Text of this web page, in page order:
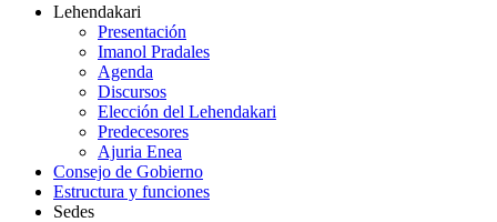
Lehendakari
Presentación
Imanol Pradales
Agenda
Discursos
Elección del Lehendakari
Predecesores
Ajuria Enea
Consejo de Gobierno
Estructura y funciones
Sedes